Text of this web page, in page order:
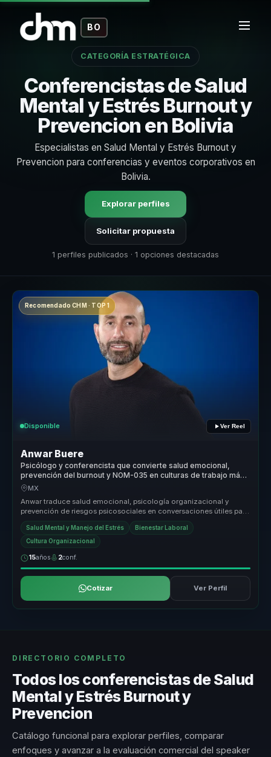
BO
CATEGORÍA ESTRATÉGICA
Conferencistas de Salud
Mental y Estrés Burnout y
Prevencion en Bolivia
Especialistas en Salud Mental y Estrés Burnout y
Prevencion para conferencias y eventos corporativos en
Bolivia.
Explorar perfiles
Solicitar propuesta
1 perfiles publicados · 1 opciones destacadas
Recomendado CHM · TOP 1
Disponible Ver Reel
Anwar Buere
Psicólogo y conferencista que convierte salud emocional,
prevención del burnout y NOM-035 en culturas de trabajo más
humanas.
MX
Anwar traduce salud emocional, psicología organizacional y
prevención de riesgos psicosociales en conversaciones útiles para
empresas. Ay...
Salud Mental y Manejo del Estrés Bienestar Laboral
Cultura Organizacional
15años 2conf.
Cotizar Ver Perfil
DIRECTORIO COMPLETO
Todos los conferencistas de Salud
Mental y Estrés Burnout y
Prevencion
Catálogo funcional para explorar perfiles, comparar
enfoques y avanzar a la evaluación comercial del speaker